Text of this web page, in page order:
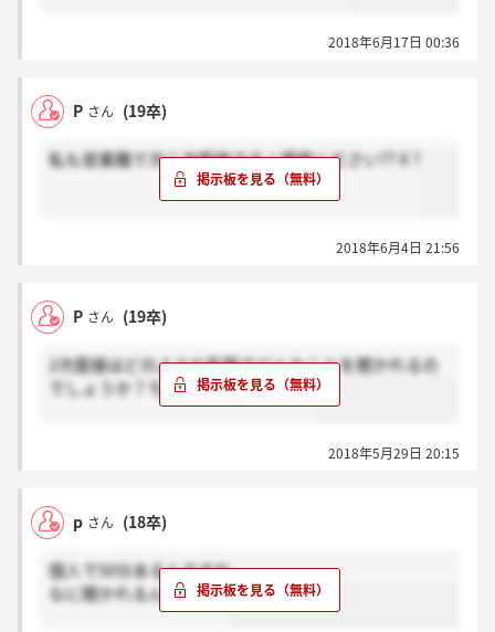
2018年6月17日 00:36
P さん (19卒)
私も営業職で次二次面接です！情報ください??♀?
2018年6月4日 21:56
P さん (19卒)
2次面接はどのような形態でどんなことを聞かれるの
でしょうか？ちなみに営業職です…
2018年5月29日 20:15
p さん (18卒)
個人で50分あるんですね
なに聞かれるんだろう…